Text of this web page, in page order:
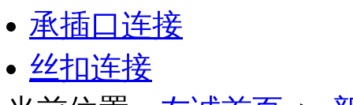
承插口连接
丝扣连接